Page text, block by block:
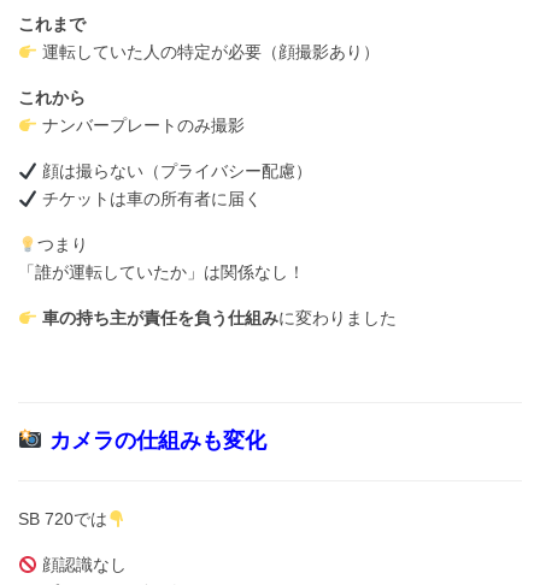
これまで
運転していた人の特定が必要（顔撮影あり）
これから
ナンバープレートのみ撮影
顔は撮らない（プライバシー配慮）
チケットは車の所有者に届く
つまり
「誰が運転していたか」は関係なし！
車の持ち主が責任を負う仕組みに変わりました
カメラの仕組みも変化
SB 720では
顔認識なし